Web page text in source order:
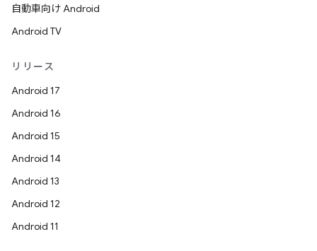
自動車向け Android
Android TV
リリース
Android 17
Android 16
Android 15
Android 14
Android 13
Android 12
Android 11